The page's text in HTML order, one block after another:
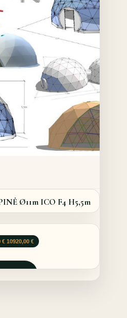
Ø11m ICO F4 H5,5m
€ Original
was:
10920,00€Current